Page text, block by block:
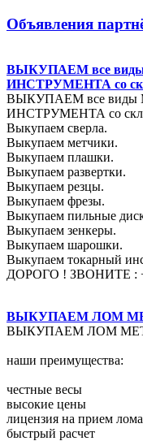
Объявления
ВЫКУПАЕМ все
ИНСТРУМЕНТА со
ВЫКУПАЕМ все
ИНСТРУМЕНТА со
Выкупаем сверла.
Выкупаем метчики.
Выкупаем плашки.
Выкупаем развертки.
Выкупаем резцы.
Выкупаем фрезы.
Выкупаем пильные
Выкупаем зенкеры.
Выкупаем шарошки.
Выкупаем токарный
ДОРОГО ! ЗВОНИТЕ :
ВЫКУПАЕМ ЛОМ
ВЫКУПАЕМ ЛОМ
наши преимущества:
честные весы
высокие цены
лицензия на прием лома
быстрый расчет